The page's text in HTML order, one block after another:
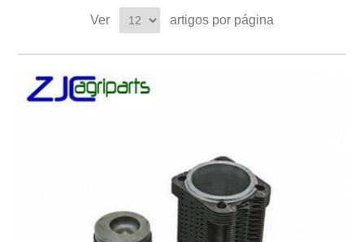
Ver artigos por página